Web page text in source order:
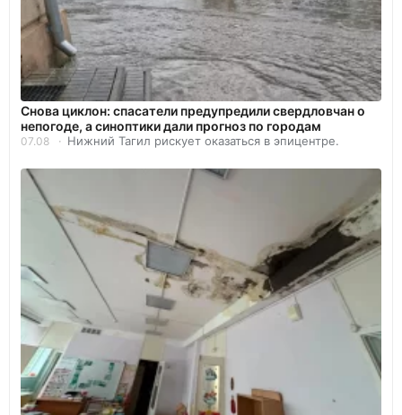
Снова циклон: спасатели предупредили свердловчан о
непогоде, а синоптики дали прогноз по городам
07.08 Нижний Тагил рискует оказаться в эпицентре.